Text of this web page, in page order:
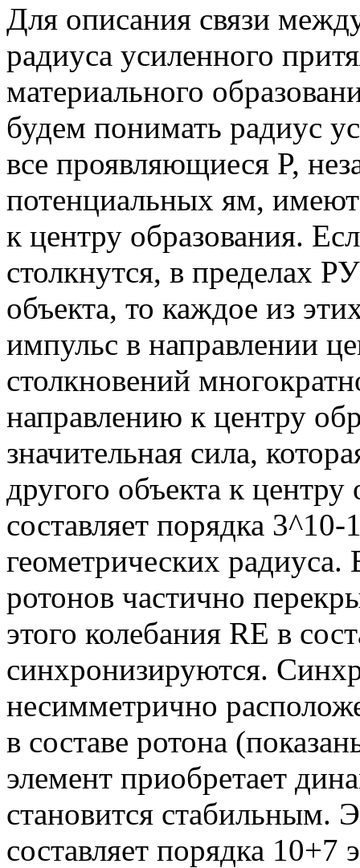
Для описания связи
радиуса усиленного
материального
будем понимать радиус
все проявляющиеся P,
потенциальных ям,
к центру образования.
столкнутся, в пределах
объекта, то каждое из
импульс в направлении
столкновений
направлению к центру
значительная сила,
другого объекта к
составляет порядка
геометрических
ротонов частично
этого колебания RE в
синхронизируются.
несимметрично
в составе ротона
элемент приобретает
становится стабильным.
составляет порядка 10+7